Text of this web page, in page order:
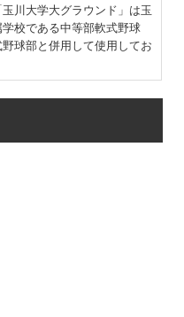
川大学大グラウンド」は玉
学校である中等部軟式野球
球部と併用して使用してお